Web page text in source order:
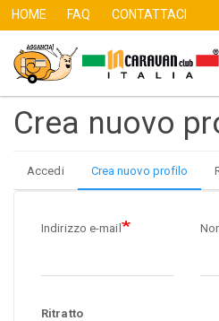
Salta
al
contenuto
HOME FAQ CONTATTACI
Crea nuovo
Primary
tabs
Accedi Crea nuovo profilo
Indirizzo e-mail
Ritratto